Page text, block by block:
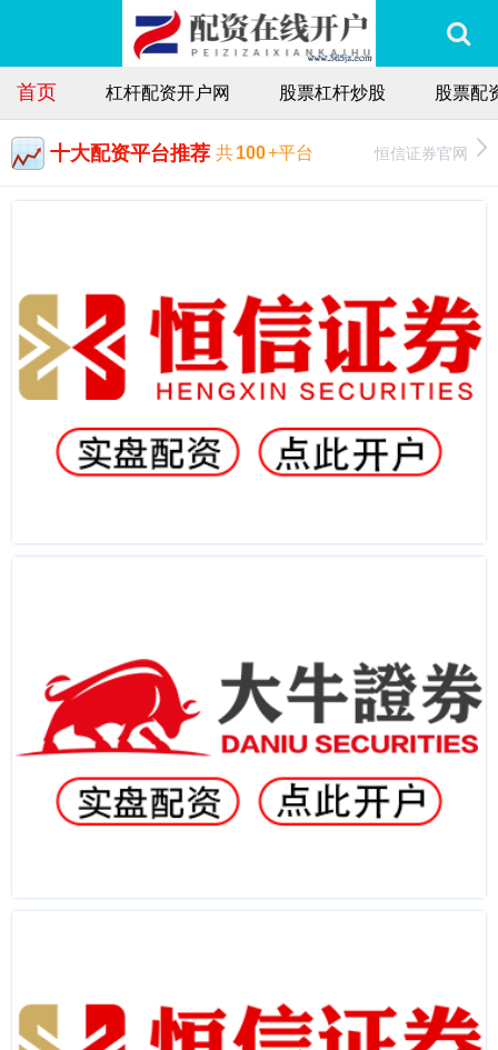
首页 杠杆配资开户网 股票杠杆炒股 股票配
十大配资平台推荐 共100+平台 恒信证券官网